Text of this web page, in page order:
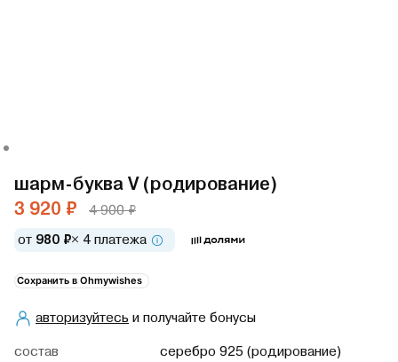
шарм-буква V (родирование)
3 920 ₽
4 900 ₽
от 980 ₽× 4 платежа
Сохранить в Ohmywishes
авторизуйтесьи получайте бонусы
cостав
серебро 925 (родирование)